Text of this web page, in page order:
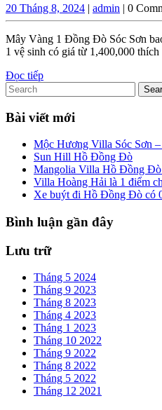
20 Tháng 8, 202420
Tháng
2024
| admin admin
| 0
Mây Vàng 1 Đồng Đò Sóc Sơn
1 vệ sinh có giá từ 1,400,000
Đọc tiếpĐọc
Search
for:
Bài viết mới
Mộc Hương Villa Sóc Sơn
Sun Hill Hồ Đồng Đò
Mangolia Villa Hồ Đồng Đò
Villa Hoàng Hải là 1 điểm
Xe buýt đi Hồ Đồng Đò có
Bình luận gần đây
Lưu trữ
Tháng 5 2024
Tháng 9 2023
Tháng 8 2023
Tháng 4 2023
Tháng 1 2023
Tháng 10 2022
Tháng 9 2022
Tháng 8 2022
Tháng 5 2022
Tháng 12 2021